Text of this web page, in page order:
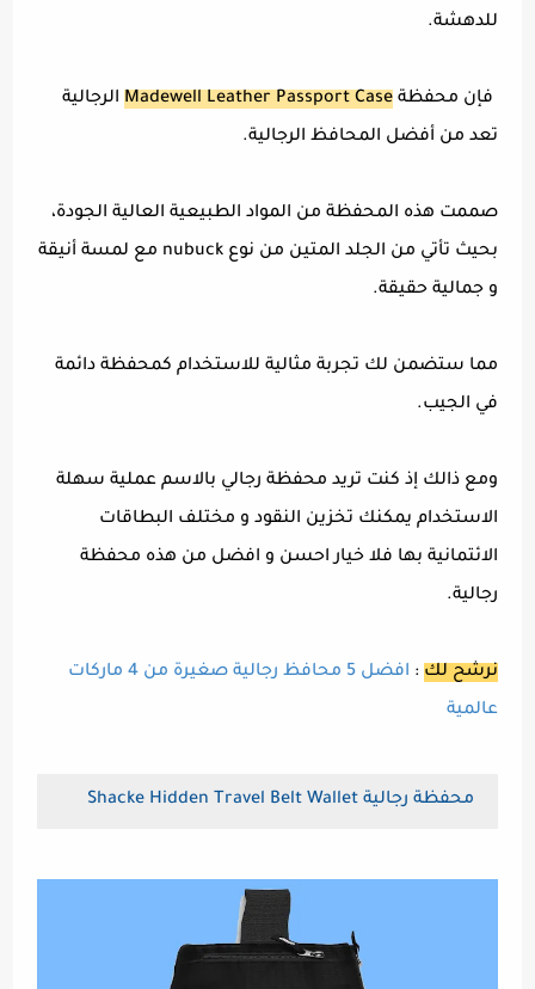
للدهشة.
فإن محفظةMadewell Leather Passport Case الرجالية
تعد من أفضل المحافظ الرجالية.
صممت هذه المحفظة من المواد الطبيعية العالية الجودة،
بحيث تأتي من الجلد المتين من نوع nubuck مع لمسة أنيقة
و جمالية حقيقة.
مما ستضمن لك تجربة مثالية للاستخدام كمحفظة دائمة
في الجيب.
ومع ذالك إذ كنت تريد محفظة رجالي بالاسم عملية سهلة
الاستخدام يمكنك تخزين النقود و مختلف البطاقات
الائتمانية بها فلا خيار احسن و افضل من هذه محفظة
رجالية.
نرشح لك :
افضل 5 محافظ رجالية صغيرة من 4 ماركات
عالمية
محفظة رجالية Shacke Hidden Travel Belt Wallet